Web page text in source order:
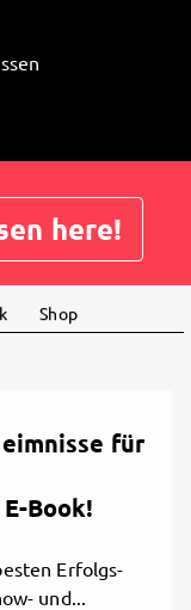
here!
Shop
für
Book!
Erfolgs-
und...